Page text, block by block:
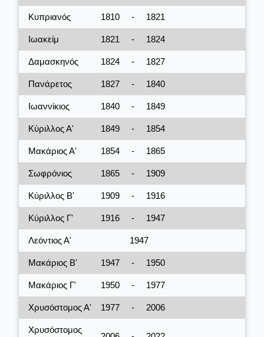
Κυπριανός 1810 - 1821
Ιωακείμ 1821 - 1824
Δαμασκηνός 1824 - 1827
Πανάρετος 1827 - 1840
Ιωαννίκιος 1840 - 1849
Κύριλλος Α' 1849 - 1854
Μακάριος Α' 1854 - 1865
Σωφρόνιος 1865 - 1909
Κύριλλος Β' 1909 - 1916
Κύριλλος Γ' 1916 - 1947
Λεόντιος Α' 1947
Μακάριος Β' 1947 - 1950
Μακάριος Γ' 1950 - 1977
Χρυσόστομος Α' 1977 - 2006
Χρυσόστομος